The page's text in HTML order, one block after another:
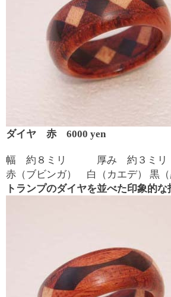
ダイヤ 赤 6000 yen
幅 約８ミリ 厚み 約３ミリ
赤（ブビンガ） 白（カエデ） 黒（
トランプのダイヤを並べた印象的な